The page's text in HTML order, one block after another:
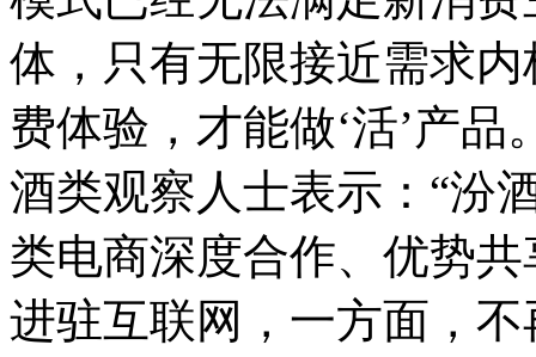
体，只有无限接近需求
费体验，才能做‘活’产品
酒类观察人士表示：“汾
类电商深度合作、优势
进驻互联网，一方面，